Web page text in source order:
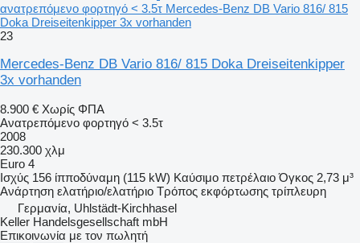
ανατρεπόμενο φορτηγό < 3.5τ Mercedes-Benz DB Vario 816/ 815
Doka Dreiseitenkipper 3x vorhanden
23
Mercedes-Benz DB Vario 816/ 815 Doka Dreiseitenkipper
3x vorhanden
8.900 € Χωρίς ΦΠΑ
Ανατρεπόμενο φορτηγό < 3.5τ
2008
230.300 χλμ
Euro 4
Ισχύς 156 ίπποδύναμη (115 kW) Καύσιμο πετρέλαιο Όγκος 2,73 μ³
Ανάρτηση ελατήριο/ελατήριο Τρόπος εκφόρτωσης τρίπλευρη
Γερμανία, Uhlstädt-Kirchhasel
Keller Handelsgesellschaft mbH
Επικοινωνία με τον πωλητή